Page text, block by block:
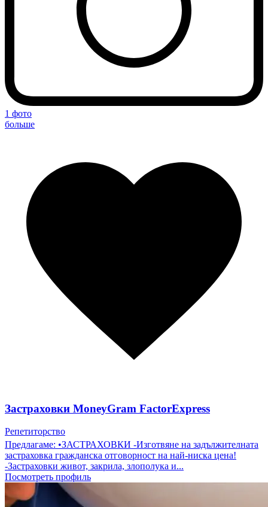
1 фото
больше
Застраховки MoneyGram FactorExpress
Репетиторство
Предлагаме: •ЗАСТРАХОВКИ -Изготвяне на задължителната
застраховка гражданска отговорност на най-ниска цена!
-Застраховки живот, закрила, злополука и...
Посмотреть профиль